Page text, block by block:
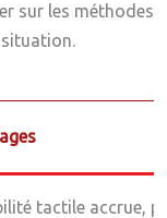
sur les méthodes
tactile accrue,